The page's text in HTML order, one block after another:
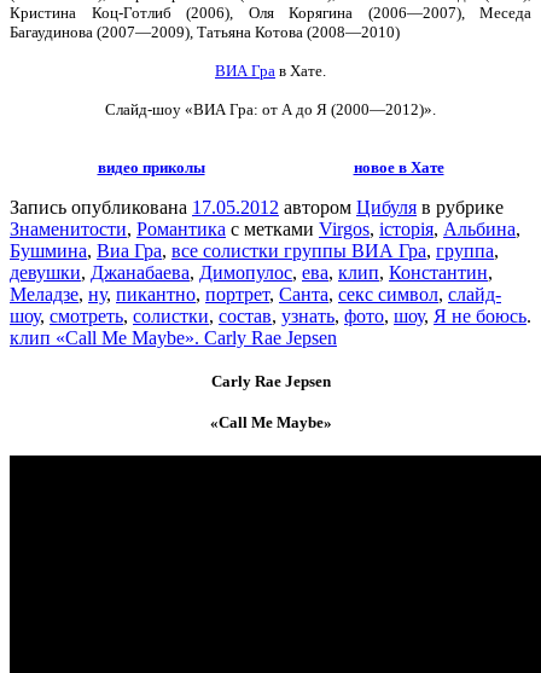
Кристина Коц-Готлиб (2006), Оля Корягина (2006—2007), Меседа
Багаудинова (2007—2009), Татьяна Котова (2008—2010)
ВИА Гра в Хате.
Слайд-шоу «ВИА Гра: от А до Я (2000—2012)».
видео приколы новое в Хате
Запись опубликована 17.05.2012 автором Цибуля в рубрике
Знаменитости, Романтика с метками Virgos, історія, Альбина,
Бушмина, Виа Гра, все солистки группы ВИА Гра, группа,
девушки, Джанабаева, Димопулос, ева, клип, Константин,
Меладзе, ну, пикантно, портрет, Санта, секс символ, слайд-
шоу, смотреть, солистки, состав, узнать, фото, шоу, Я не боюсь.
клип «Call Me Maybe». Carly Rae Jepsen
Carly Rae Jepsen
«Call Me Maybe»